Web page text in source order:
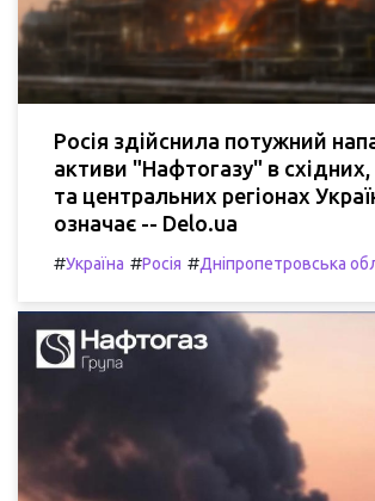
Росія здійснила потужний
активи "Нафтогазу" в східних,
та центральних регіонах
означає -- Delo.ua
#Україна #Росія #Дніпропетровська